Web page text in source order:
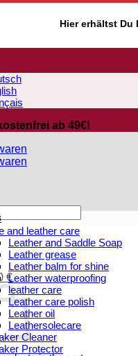
Hiererhältst Du
ab 49€!
€
and leather care
Leather and Saddle Soap
Leather grease
Leather balm for shine
Leather waterproofing
leather care
Leather care polish
Leather oil
Leathersolecare
Cleaner
Protector